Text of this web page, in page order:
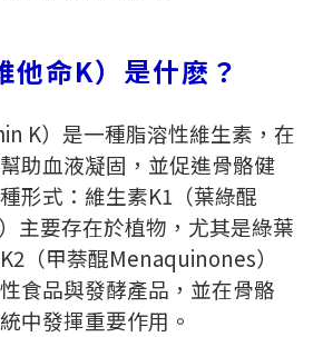
他命K）是什麽？
K）是一種脂溶性維生素，在
助血液凝固，並促進骨骼健
形式：維生素K1 （葉綠醌
）主要存在於植物，尤其是綠葉
K2 （甲萘醌Menaquinones）
食品與發酵產品，並在骨骼
中發揮重要作用。